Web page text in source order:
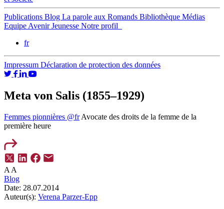
Publications Blog La parole aux Romands Bibliothèque Médias
Equipe Avenir Jeunesse Notre profil
fr
Impressum Déclaration de protection des données
Meta von Salis (1855–1929)
Femmes pionnières @frAvocate des droits de la femme de la
première heure
A A
Blog
Date: 28.07.2014
Auteur(s): Verena Parzer-Epp